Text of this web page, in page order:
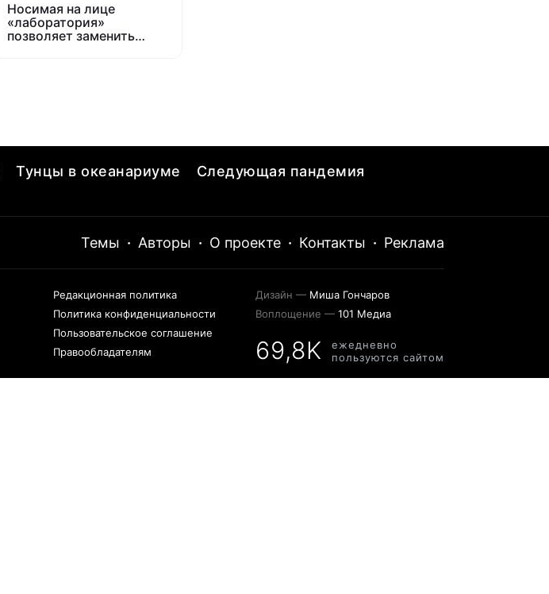
Носимая на лице
«лаборатория»
позволяет заменить
Тунцы в океанариуме
Следующая пандемия
Темы · Авторы · О проекте · Контакты · Реклама
Редакционная политика
Политика конфиденциальности
Пользовательское соглашение
Правообладателям
Дизайн — Миша Гончаров
Воплощение — 101 Медиа
69,8K
ежедневно
пользуются сайтом